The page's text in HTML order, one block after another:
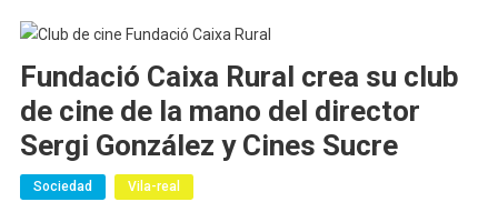
Fundació Caixa Rural crea su club
de cine de la mano del director
Sergi González y Cines Sucre
Sociedad Vila-real